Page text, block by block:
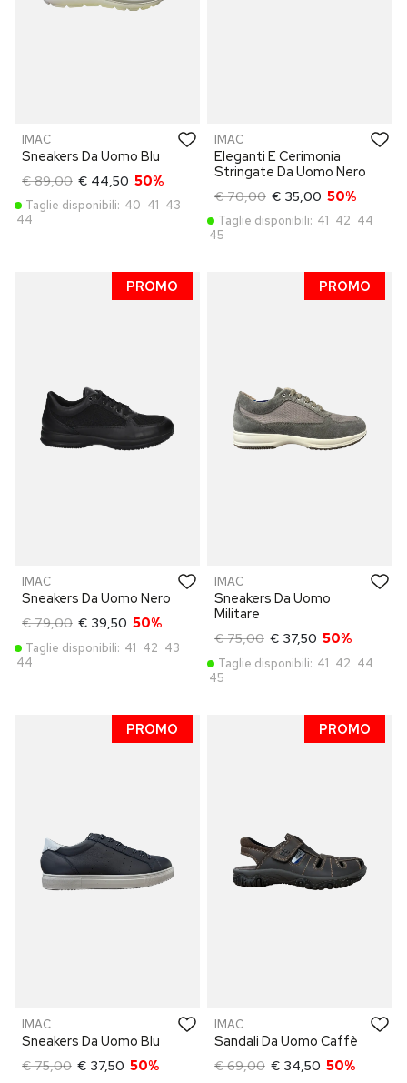
IMAC
Sneakers Da Uomo Blu
€ 89,00 € 44,50 50%
Taglie disponibili: 40 41 43
44
IMAC
Eleganti E Cerimonia
Stringate Da Uomo Nero
€ 70,00 € 35,00 50%
Taglie disponibili: 41 42 44
45
PROMO
IMAC
Sneakers Da Uomo Nero
€ 79,00 € 39,50 50%
Taglie disponibili: 41 42 43
44
PROMO
IMAC
Sneakers Da Uomo
Militare
€ 75,00 € 37,50 50%
Taglie disponibili: 41 42 44
45
PROMO
IMAC
Sneakers Da Uomo Blu
€ 75,00 € 37,50 50%
PROMO
IMAC
Sandali Da Uomo Caffè
€ 69,00 € 34,50 50%